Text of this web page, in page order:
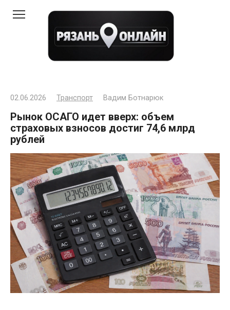
02.06.2026 Транспорт Вадим Ботнарюк
Рынок ОСАГО идет вверх: объем
страховых взносов достиг 74,6 млрд
рублей